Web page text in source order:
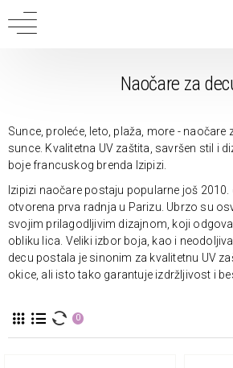
Naočare za
Sunce, proleće, leto, plaža, more - naočare
sunce. Kvalitetna UV zaštita, savršen stil i
boje francuskog brenda Izipizi.
Izipizi naočare postaju popularne još 2010.
otvorena prva radnja u Parizu. Ubrzo su
svojim prilagodljivim dizajnom, koji
obliku lica. Veliki izbor boja, kao i
decu postala je sinonim za kvalitetnu UV
okice, ali isto tako garantuje izdržljivost i
0